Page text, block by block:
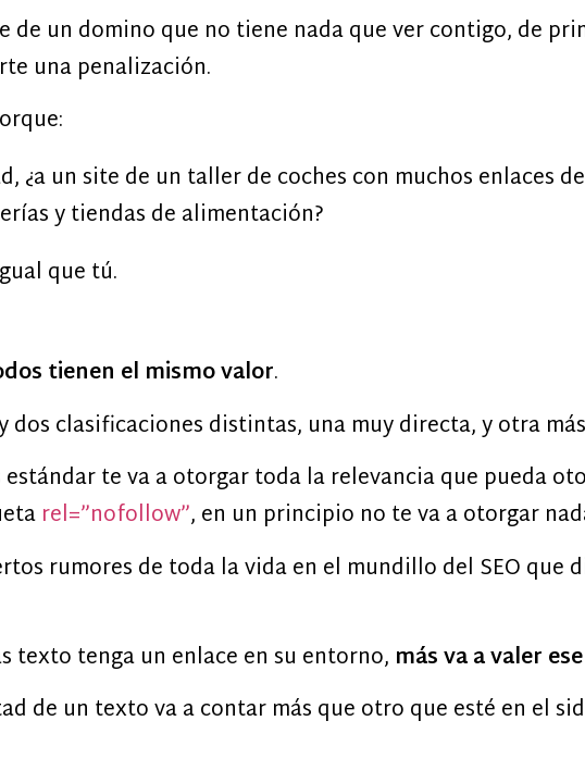
de un domino que no tiene nada que ver contigo, de
una penalización.
¿a un site de un taller de coches con muchos enlaces
y tiendas de alimentación?
que tú.
tienen el mismo valor.
dos clasificaciones distintas, una muy directa, y otra
te va a otorgar toda la relevancia que pueda
rel=”nofollow”, en un principio no te va a otorgar
rumores de toda la vida en el mundillo del SEO que
texto tenga un enlace en su entorno, más va a valer
de un texto va a contar más que otro que esté en el